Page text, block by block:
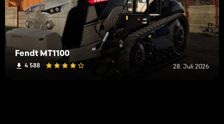
Fendt MT1100
4 588 28. Juli 2026